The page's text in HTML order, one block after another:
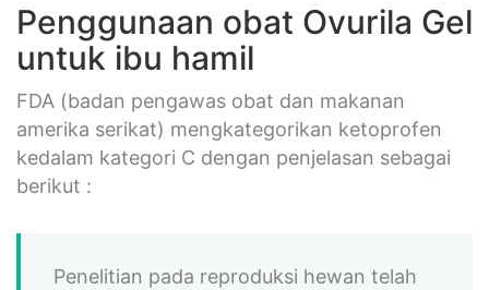
Penggunaan obat Ovurila Gel
untuk ibu hamil
FDA (badan pengawas obat dan makanan
amerika serikat) mengkategorikan ketoprofen
kedalam kategori C dengan penjelasan sebagai
berikut :
Penelitian pada reproduksi hewan telah